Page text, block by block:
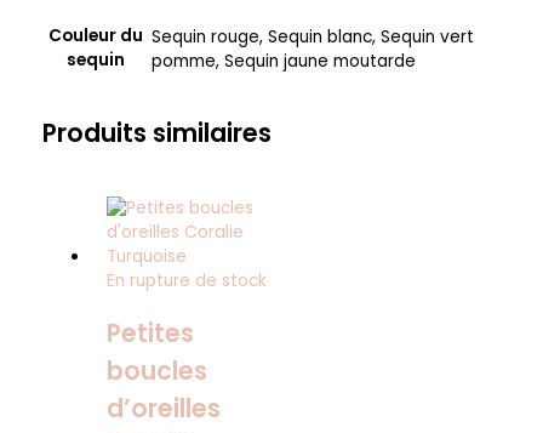
Couleur du
sequin
Sequin rouge, Sequin blanc, Sequin vert
pomme, Sequin jaune moutarde
Produits similaires
En rupture de stock
Petites
boucles
d’oreilles